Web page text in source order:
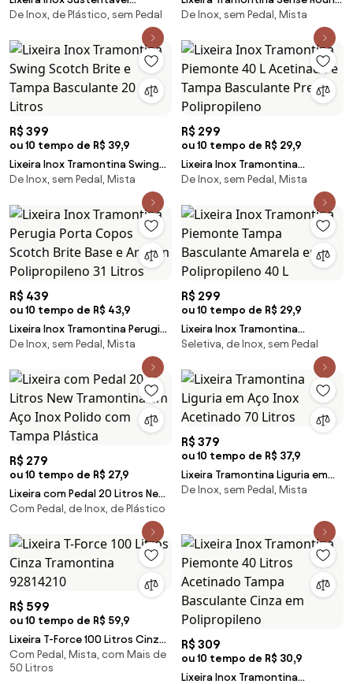
Tramontina Portofino Lyf
Acetinado 15 Litros Sem Tampa
De Inox, de Plástico, sem Pedal
11 Litros Automática com
Sensor Aço Inox Acetinado
De Inox, sem Pedal, Mista
R$ 399
ou 10 tempo de R$ 39,9
Lixeira Inox Tramontina Swing
Scotch Brite e Tampa
De Inox, sem Pedal, Mista
R$ 299
ou 10 tempo de R$ 29,9
Lixeira Inox Tramontina
Piemonte 40 L Acetinada e
Polipropileno
De Inox, sem Pedal, Mista
R$ 439
ou 10 tempo de R$ 43,9
Lixeira Inox Tramontina Perugia
Porta Copos Scotch Brite Base
e Aro em Polipropileno 31 Litros
De Inox, sem Pedal, Mista
R$ 299
ou 10 tempo de R$ 29,9
Lixeira Inox Tramontina
Piemonte Tampa Basculante
Amarela em Polipropileno 40 L
Seletiva, de Inox, sem Pedal
R$ 279
ou 10 tempo de R$ 27,9
Lixeira com Pedal 20 Litros New
Tramontina em Aço Inox Polido
Com Pedal, de Inox, de Plástico
R$ 379
ou 10 tempo de R$ 37,9
Lixeira Tramontina Liguria em
Aço Inox Acetinado 70 Litros
De Inox, sem Pedal, Mista
R$ 599
ou 10 tempo de R$ 59,9
Lixeira T-Force 100 Litros Cinza
Tramontina 92814210
Com Pedal, Mista, com Mais de
50 Litros
R$ 309
ou 10 tempo de R$ 30,9
Lixeira Inox Tramontina